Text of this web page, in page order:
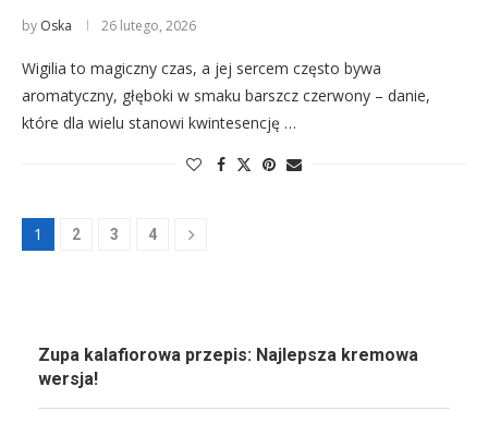
by Oska 26 lutego, 2026
Wigilia to magiczny czas, a jej sercem często bywa
aromatyczny, głęboki w smaku barszcz czerwony – danie,
które dla wielu stanowi kwintesencję …
1 2 3 4
Zupa kalafiorowa przepis: Najlepsza kremowa
wersja!